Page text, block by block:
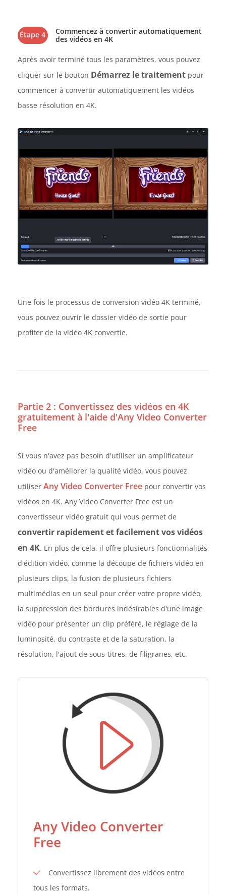
Étape 4
Commencez à convertir automatiquement
des vidéos en 4K
Après avoir terminé tous les paramètres, vous pouvez
cliquer sur le bouton Démarrez le traitement pour
commencer à convertir automatiquement les vidéos
basse résolution en 4K.
Une fois le processus de conversion vidéo 4K terminé,
vous pouvez ouvrir le dossier vidéo de sortie pour
profiter de la vidéo 4K convertie.
Partie 2 : Convertissez des vidéos en 4K
gratuitement à l'aide d'Any Video Converter
Free
Si vous n'avez pas besoin d'utiliser un amplificateur
vidéo ou d'améliorer la qualité vidéo, vous pouvez
utiliser Any Video Converter Free pour convertir vos
vidéos en 4K. Any Video Converter Free est un
convertisseur vidéo gratuit qui vous permet de
convertir rapidement et facilement vos vidéos
en 4K. En plus de cela, il offre plusieurs fonctionnalités
d'édition vidéo, comme la découpe de fichiers vidéo en
plusieurs clips, la fusion de plusieurs fichiers
multimédias en un seul pour créer votre propre vidéo,
la suppression des bordures indésirables d'une image
vidéo pour présenter un clip préféré, le réglage de la
luminosité, du contraste et de la saturation, la
résolution, l'ajout de sous-titres, de filigranes, etc.
Any Video Converter
Free
Convertissez librement des vidéos entre
tous les formats.